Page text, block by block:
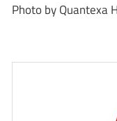
Photo by Quantexa